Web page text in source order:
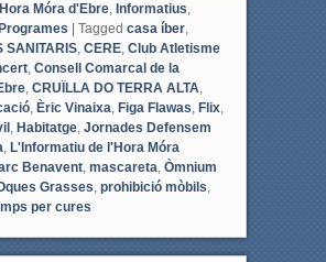
Hora Móra d'Ebre, Informatius,
Programes Tagged casa íber,
SANITARIS, CERE, Club Atletisme
, Consell Comarcal de la
, CRUÏLLA DO TERRA ALTA,
, Èric Vinaixa, Figa Flawas, Flix,
, Habitatge, Jornades Defensem
, L'Informatiu de l'Hora Móra
Benavent, mascareta, Òmnium
Grasses, prohibició mòbils,
per cures